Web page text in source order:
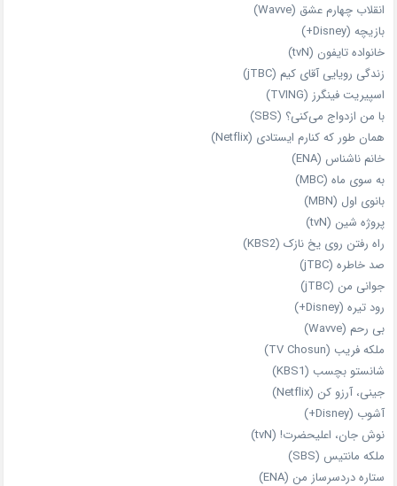
انقلاب چهارم عشق (Wavve)
بازیچه (Disney+)
خانواده تایفون (tvN)
زندگی رویایی آقای کیم (jTBC)
اسپیریت فینگرز (TVING)
با من ازدواج می‌کنی؟ (SBS)
همان‌ طور که کنارم ایستادی (Netflix)
خانم ناشناس (ENA)
به سوی ماه (MBC)
بانوی اول (MBN)
پروژه شین (tvN)
راه رفتن روی یخ نازک (KBS2)
صد خاطره (jTBC)
جوانی من (jTBC)
رود تیره (Disney+)
بی‌ رحم (Wavve)
ملکه فریب (TV Chosun)
شانستو بچسب (KBS1)
جینی، آرزو کن (Netflix)
آشوب (Disney+)
نوش جان، اعلیحضرت! (tvN)
ملکه‌ مانتیس (SBS)
ستاره دردسرساز من (ENA)